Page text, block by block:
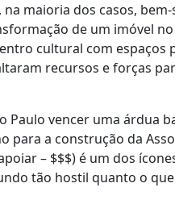
maioria dos casos,
de um imóvel
cultural com espaços
recursos e forças
Paulo vencer uma árdua
a construção da
– $$$) é um dos
tão hostil quanto o